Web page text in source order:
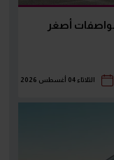
أصغر
الثلاثاء 04 أغسطس 2026